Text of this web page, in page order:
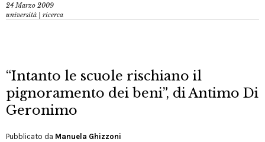
24 Marzo 2009
università | ricerca
“Intanto le scuole rischiano il
pignoramento dei beni”, di Antimo Di
Geronimo
Pubblicato da Manuela Ghizzoni